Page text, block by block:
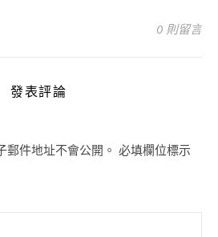
0 則留言
發表評論
件地址不會公開。 必填欄位標示